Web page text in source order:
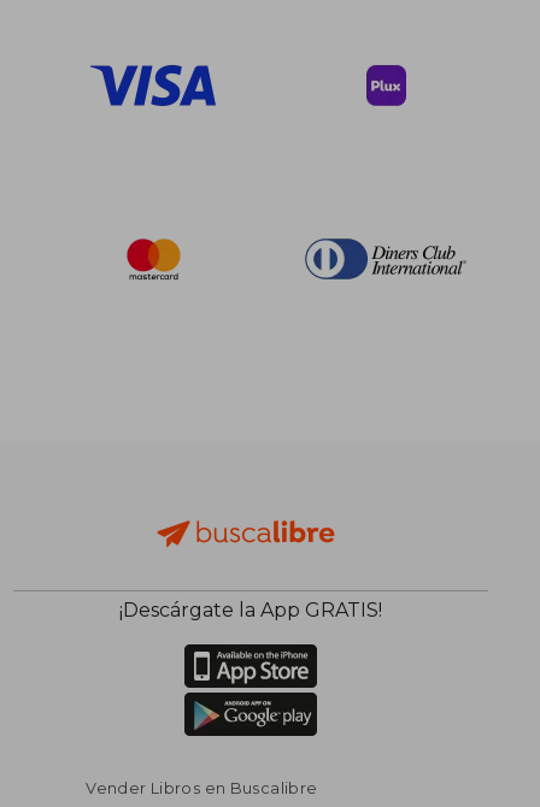
¡Descárgate la App GRATIS!
Vender Libros en Buscalibre